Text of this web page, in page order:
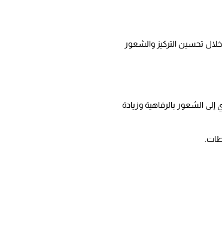
تحسين التركيز والشعور
الشعور بالرفاهية وزيادة